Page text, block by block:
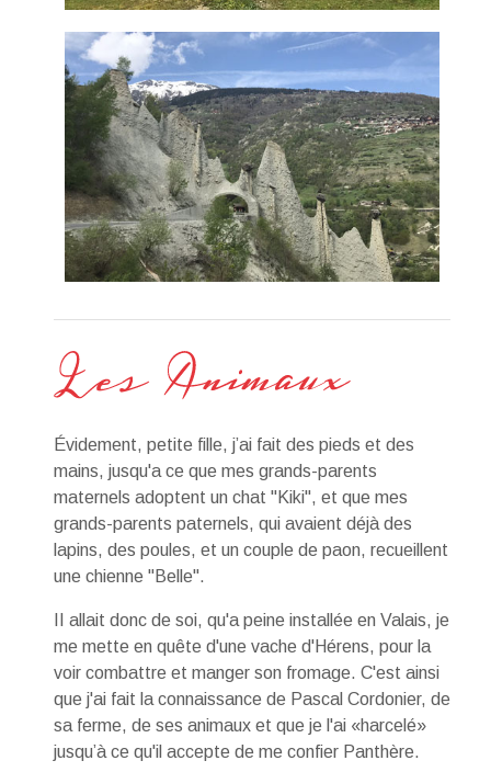
Évidement, petite fille, j’ai fait des pieds et des
mains, jusqu'a ce que mes grands-parents
maternels adoptent un chat "Kiki", et que mes
grands-parents paternels, qui avaient déjà des
lapins, des poules, et un couple de paon, recueillent
une chienne "Belle".
II allait donc de soi, qu'a peine installée en Valais, je
me mette en quête d'une vache d'Hérens, pour la
voir combattre et manger son fromage. C'est ainsi
que j'ai fait la connaissance de Pascal Cordonier, de
sa ferme, de ses animaux et que je l'ai «harcelé»
jusqu’à ce qu'il accepte de me confier Panthère.